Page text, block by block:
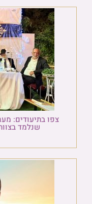
צפו בתיעודים:
שנלמד